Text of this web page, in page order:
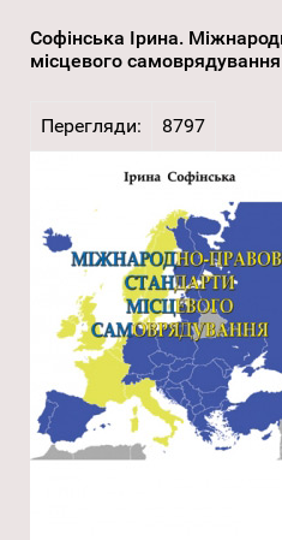
Софінська Ірина.
місцевого самоврядування
Перегляди: 8797